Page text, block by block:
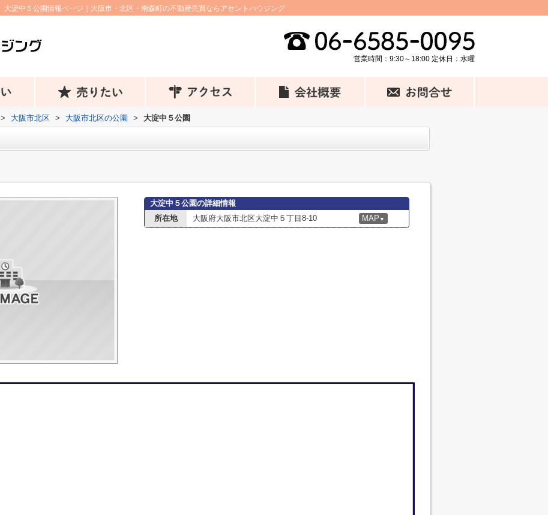
大淀中５公園情報ページ｜大阪市・北区・南森町の不動産売買ならアセントハウジング
営業時間：9:30～18:00 定休日：水曜
> 大阪市北区 > 大阪市北区の公園 > 大淀中５公園
大淀中５公園の詳細情報
所在地
大阪府大阪市北区大淀中５丁目8-10 MAP ▼